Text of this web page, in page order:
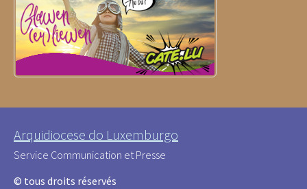
Arquidiocese do Luxemburgo
Service Communication et Presse
© tous droits réservés